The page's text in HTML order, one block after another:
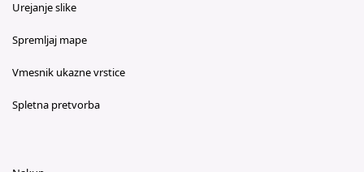
Urejanje slike
Spremljaj mape
Vmesnik ukazne vrstice
Spletna pretvorba